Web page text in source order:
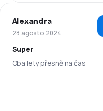
Red de conexiones
Precio del billete
Alexandra
28 agosto 2024
Super
Oba lety přesně na čas